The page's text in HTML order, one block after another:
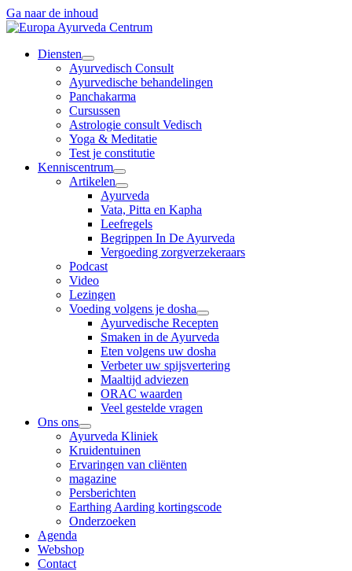
Ga naar de inhoud
Diensten
Ayurvedisch Consult
Ayurvedische behandelingen
Panchakarma
Cursussen
Astrologie consult Vedisch
Yoga & Meditatie
Test je constitutie
Kenniscentrum
Artikelen
Ayurveda
Vata, Pitta en Kapha
Leefregels
Begrippen In De Ayurveda
Vergoeding zorgverzekeraars
Podcast
Video
Lezingen
Voeding volgens je dosha
Ayurvedische Recepten
Smaken in de Ayurveda
Eten volgens uw dosha
Verbeter uw spijsvertering
Maaltijd adviezen
ORAC waarden
Veel gestelde vragen
Ons ons
Ayurveda Kliniek
Kruidentuinen
Ervaringen van cliënten
magazine
Persberichten
Earthing Aarding kortingscode
Onderzoeken
Agenda
Webshop
Contact